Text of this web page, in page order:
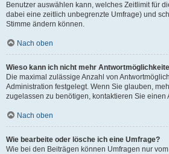
Benutzer auswählen kann, welches Zeitlimit für
dabei eine zeitlich unbegrenzte Umfrage) und
Stimme ändern können.
Nach oben
Wieso kann ich nicht mehr
Die maximal zulässige Anzahl von
Administration festgelegt. Wenn Sie glauben,
zugelassen zu benötigen, kontaktieren Sie einen
Nach oben
Wie bearbeite oder lösche ich eine Umfrage?
Wie bei den Beiträgen können Umfragen nur